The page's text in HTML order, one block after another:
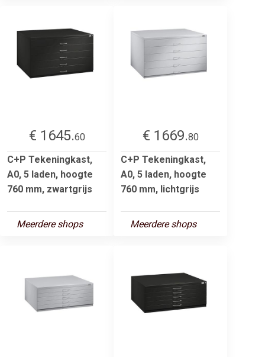
€ 1645.60
C+P Tekeningkast,
A0, 5 laden, hoogte
760 mm, zwartgrijs
Meerdere shops
€ 1669.80
C+P Tekeningkast,
A0, 5 laden, hoogte
760 mm, lichtgrijs
Meerdere shops